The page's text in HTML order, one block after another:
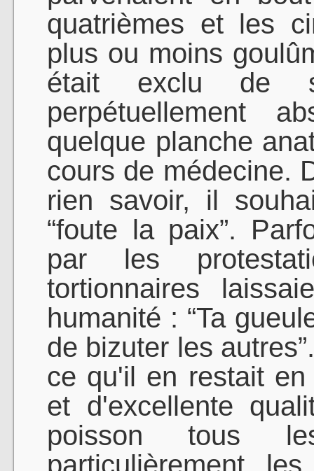
quatrièmes et les
plus ou moins
était exclu de
perpétuellement
quelque planche
cours de médecine.
rien savoir, il
“foute la paix”.
par les
tortionnaires
humanité : “Ta
de bizuter les
ce qu'il en restait
et d'excellente
poisson tous
particulièrement